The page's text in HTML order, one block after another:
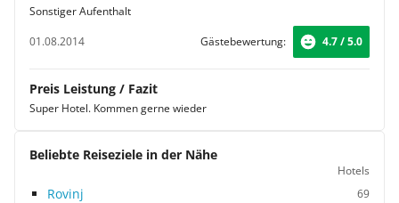
Sonstiger Aufenthalt
01.08.2014
Gästebewertung: 4.7 / 5.0
Preis Leistung / Fazit
Super Hotel. Kommen gerne wieder
Beliebte Reiseziele in der Nähe
Hotels
Rovinj 69